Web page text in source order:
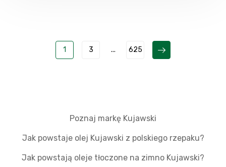
1 3 ... 625
Poznaj markę Kujawski
Jak powstaje olej Kujawski z polskiego rzepaku?
Jak powstają oleje tłoczone na zimno Kujawski?